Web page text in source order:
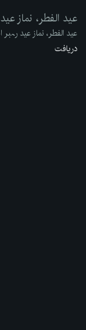
عید الفطر، نماز
عید الفطر، نماز عید
دریافت